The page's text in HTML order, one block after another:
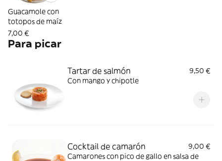
Guacamole con
totopos de maíz
7,00 €
Para picar
Tartar de salmón
9,50 €
Con mango y chipotle
Cocktail de camarón
9,00 €
Camarones con pico de gallo en salsa de